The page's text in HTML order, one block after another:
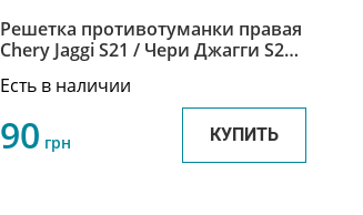
Решетка противотуманки правая
Chery Jaggi S21 / Чери Джагги S21
Есть в наличии
90 грн КУПИТЬ